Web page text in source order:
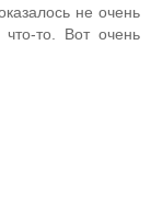
не очень
то. Вот очень